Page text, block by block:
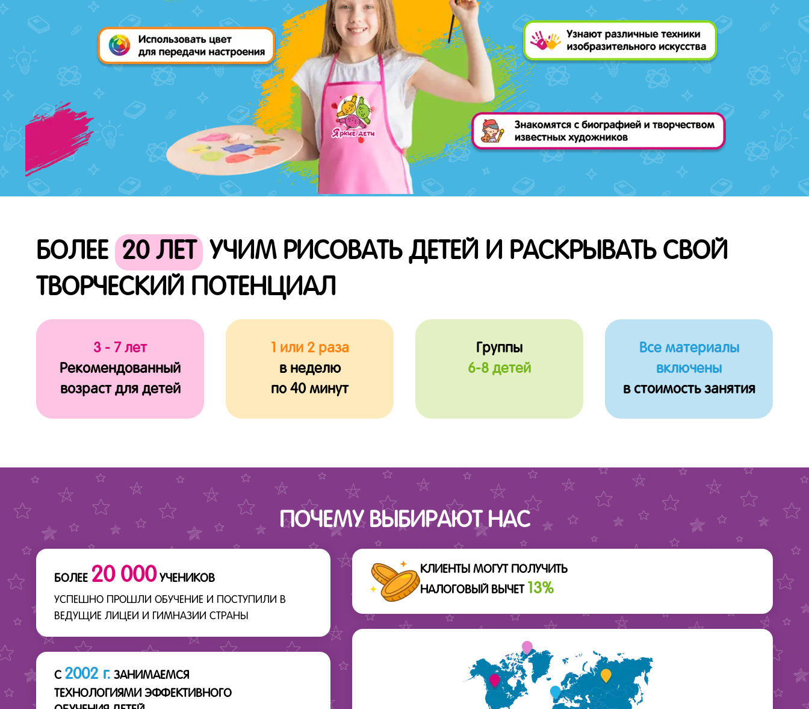
БОЛЕЕ 20 ЛЕТ УЧИМ РИСОВАТЬ ДЕТЕЙ И РАСКРЫВАТЬ СВОЙ
ТВОРЧЕСКИЙ ПОТЕНЦИАЛ
3 - 7 лет
Рекомендованный
возраст для детей
1 или 2 раза
в неделю
по 40 минут
Группы
6-8 детей
Все материалы
включены
в стоимость занятия
ПОЧЕМУ ВЫБИРАЮТ НАС
БОЛЕЕ 20 000УЧЕНИКОВ
УСПЕШНО ПРОШЛИ ОБУЧЕНИЕ И ПОСТУПИЛИ В
ВЕДУЩИЕ ЛИЦЕИ И ГИМНАЗИИ СТРАНЫ
С 2002 г. ЗАНИМАЕМСЯ
ТЕХНОЛОГИЯМИ ЭФФЕКТИВНОГО
КЛИЕНТЫ МОГУТ ПОЛУЧИТЬ
НАЛОГОВЫЙ ВЫЧЕТ
13%